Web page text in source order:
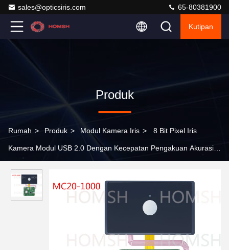
sales@opticsiris.com 65-80381900
Kutipan
Produk
Rumah > Produk > Modul Kamera Iris > 8 Bit Pixel Iris
Kamera Modul USB 2.0 Dengan Kecepatan Pengakuan Akurasi